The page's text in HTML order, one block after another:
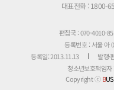
대표전화 : 1800-
편집국 : 070-4010-
등록번호 : 서울 아
등록일: 2013.11.13
발행·
청소년보호책임자
Copyright ⓒB